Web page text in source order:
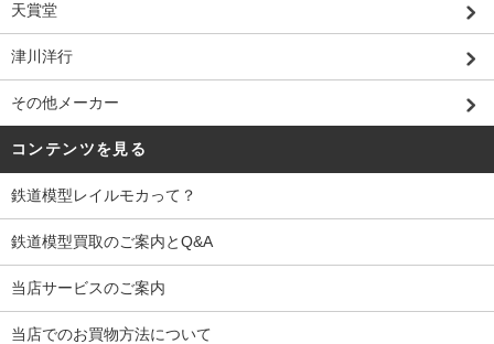
天賞堂
津川洋行
その他メーカー
コンテンツを見る
鉄道模型レイルモカって？
鉄道模型買取のご案内とQ&A
当店サービスのご案内
当店でのお買物方法について